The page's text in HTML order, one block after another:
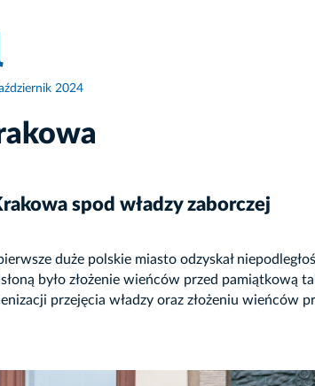
2024
spod władzy zaborczej
duże polskie miasto odzyskał
było złożenie wieńców przed pamiątkową
przejęcia władzy oraz złożeniu